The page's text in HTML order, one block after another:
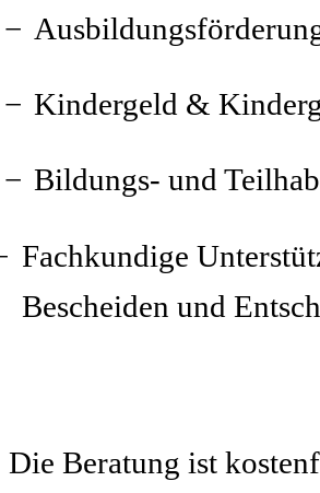
Kindergeld &
Bildungs- und
Fachkundige
Bescheiden und
Die Beratung ist